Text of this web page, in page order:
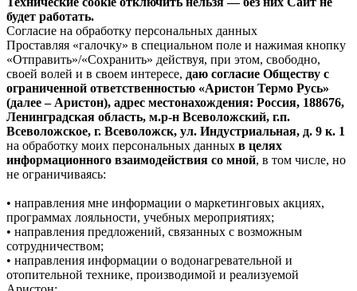
будет работать.
Согласие на обработку персональных данных
Проставляя «галочку» в специальном поле и нажимая кнопку
«Отправить»/«Сохранить» действуя, при этом, свободно,
своей волей и в своем интересе, даю согласие Обществу с
ограниченной ответственностью «Аристон Термо Русь»
(далее – Аристон), адрес местонахождения: Россия, 188676,
Ленинградская область, м.р-н Всеволожский, г.п.
Всеволожское, г. Всеволожск, ул. Индустриальная, д. 9 к. 1
на обработку моих персональных данных в целях
информационного взаимодействия со мной, в том числе, но
не ограничиваясь:
• направления мне информации о маркетинговых акциях,
программах лояльности, учебных мероприятиях;
• направления предложений, связанных с возможным
сотрудничеством;
• направления информации о водонагревательной и
отопительной технике, производимой и реализуемой